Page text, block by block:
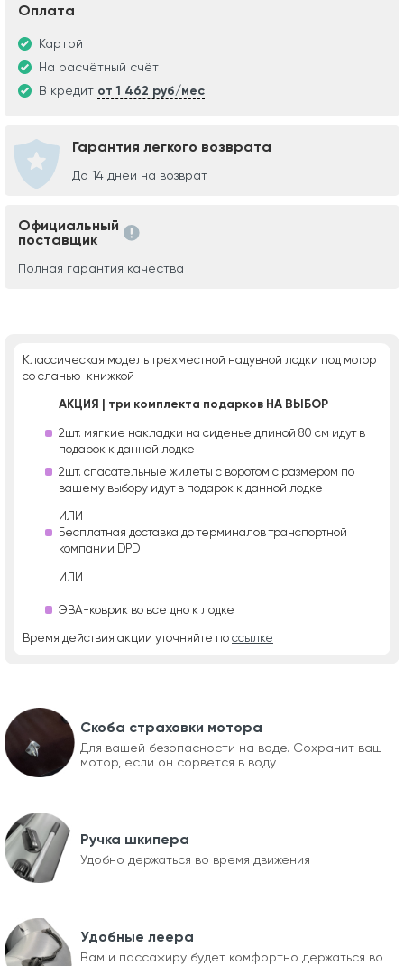
Оплата
Картой
На расчётный счёт
В кредит от 1 462 руб/мес
Гарантия легкого возврата
До 14 дней на возврат
Официальный
поставщик
Полная гарантия качества
Классическая модель трехместной надувной лодки под мотор
со сланью-книжкой
АКЦИЯ | три комплекта подарков НА ВЫБОР
2шт. мягкие накладки на сиденье длиной 80 см идут в
подарок к данной лодке
2шт. спасательные жилеты с воротом с размером по
вашему выбору идут в подарок к данной лодке
ИЛИ
Бесплатная доставка до терминалов транспортной
компании DPD
ИЛИ
ЭВА-коврик во все дно к лодке
Время действия акции уточняйте по ссылке
Скоба страховки мотора
Для вашей безопасности на воде. Сохранит ваш
мотор, если он сорвется в воду
Ручка шкипера
Удобно держаться во время движения
Удобные леера
Вам и пассажиру будет комфортно держаться во